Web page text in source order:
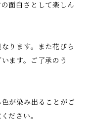
面白さとして楽しん
ります。また花びら
ます。ご了承のう
が染み出ることがご
ださい。